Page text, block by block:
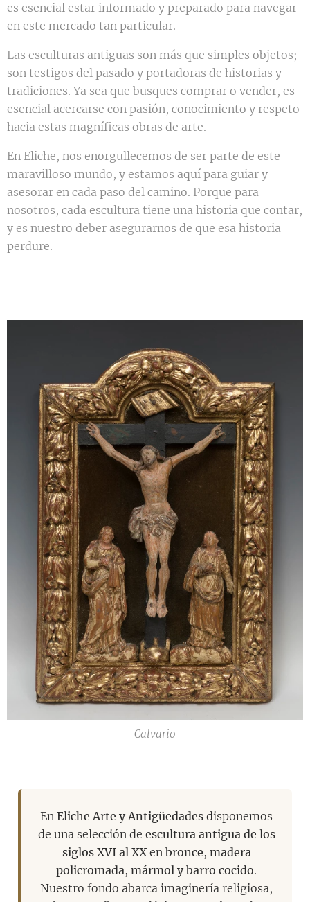
es esencial estar informado y preparado para navegar
en este mercado tan particular.
Las esculturas antiguas son más que simples objetos;
son testigos del pasado y portadoras de historias y
tradiciones. Ya sea que busques comprar o vender, es
esencial acercarse con pasión, conocimiento y respeto
hacia estas magníficas obras de arte.
En Eliche, nos enorgullecemos de ser parte de este
maravilloso mundo, y estamos aquí para guiar y
asesorar en cada paso del camino. Porque para
nosotros, cada escultura tiene una historia que contar,
y es nuestro deber asegurarnos de que esa historia
perdure.
Calvario
En Eliche Arte y Antigüedades disponemos
de una selección de escultura antigua de los
siglos XVI al XXen bronce, madera
policromada, mármol y barro cocido.
Nuestro fondo abarca imaginería religiosa,